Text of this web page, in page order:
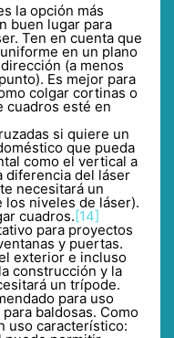
la opción más
buen lugar para
Ten en cuenta que
en un plano
(a menos
Es mejor para
colgar cortinas o
cuadros esté en
si quiere un
que pueda
como el vertical a
diferencia del láser
necesitará un
los niveles de láser).
cuadros.[14]
para proyectos
y puertas.
exterior e incluso
construcción y la
un trípode.
para uso
baldosas. Como
uso característico: